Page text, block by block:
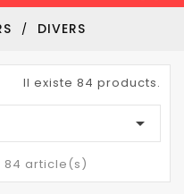
DIVERS
Il existe 84 products.

84 article(s)